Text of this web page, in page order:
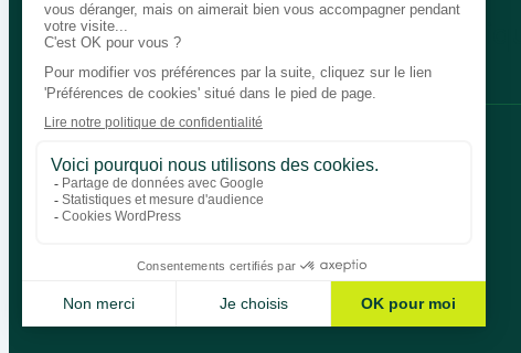
Parlons de vos besoins
Bégénat
Niveau d’enseignement
Politique de retour